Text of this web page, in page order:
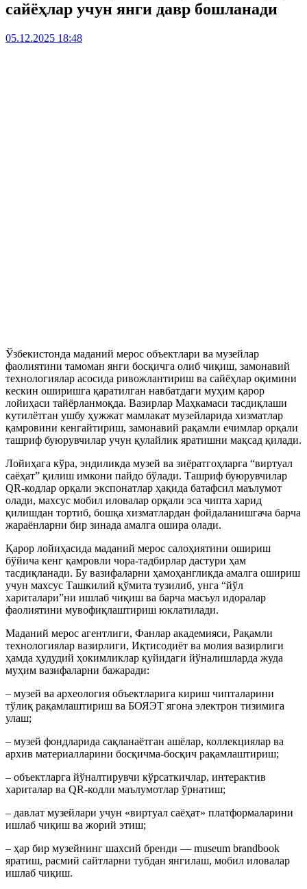
сайёҳлар учун янги давр бошланади
05.12.2025 18:48
Ўзбекистонда маданий мерос объектлари ва музейлар
фаолиятини тамоман янги босқичга олиб чиқиш, замонавий
технологиялар асосида ривожлантириш ва сайёҳлар оқимини
кескин оширишга қаратилган навбатдаги муҳим қарор
лойиҳаси тайёрланмоқда. Вазирлар Маҳкамаси тасдиқлаши
кутилётган ушбу ҳужжат мамлакат музейларида хизматлар
қамровини кенгайтириш, замонавий рақамли ечимлар орқали
ташриф буюрувчилар учун қулайлик яратишни мақсад қилади.
Лойиҳага кўра, эндиликда музей ва зиёратгоҳларга “виртуал
саёҳат” қилиш имкони пайдо бўлади. Ташриф буюрувчилар
QR-кодлар орқали экспонатлар ҳақида батафсил маълумот
олади, махсус мобил иловалар орқали эса чипта харид
қилишдан тортиб, бошқа хизматлардан фойдаланишгача барча
жараёнларни бир зинада амалга ошира олади.
Қарор лойиҳасида маданий мерос салоҳиятини ошириш
бўйича кенг қамровли чора-тадбирлар дастури ҳам
тасдиқланади. Бу вазифаларни ҳамоҳангликда амалга ошириш
учун махсус Ташкилий қўмита тузилиб, унга “йўл
хариталари”ни ишлаб чиқиш ва барча масъул идоралар
фаолиятини мувофиқлаштириш юклатилади.
Маданий мерос агентлиги, Фанлар академияси, Рақамли
технологиялар вазирлиги, Иқтисодиёт ва молия вазирлиги
ҳамда ҳудудий ҳокимликлар қуйидаги йўналишларда жуда
муҳим вазифаларни бажаради:
– музей ва археология объектларига кириш чипталарини
тўлиқ рақамлаштириш ва БОЯЭТ ягона электрон тизимига
улаш;
– музей фондларида сақланаётган ашёлар, коллекциялар ва
архив материалларини босқичма-босқич рақамлаштириш;
– объектларга йўналтирувчи кўрсаткичлар, интерактив
хариталар ва QR-кодли маълумотлар ўрнатиш;
– давлат музейлари учун «виртуал саёҳат» платформаларини
ишлаб чиқиш ва жорий этиш;
– ҳар бир музейнинг шахсий бренди — museum brandbook
яратиш, расмий сайтларни тубдан янгилаш, мобил иловалар
ишлаб чиқиш.